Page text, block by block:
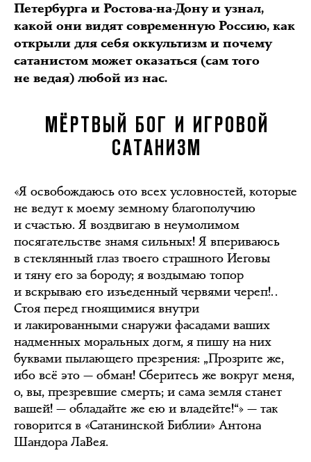
Петербурга и Ростова-на-Дону и узнал,
какой они видят современную Россию, как
открыли для себя оккультизм и почему
сатанистом может оказаться (сам того
не ведая) любой из нас.
МЁРТВЫЙ БОГ И ИГРОВОЙ
САТАНИЗМ
«Я освобождаюсь ото всех условностей, которые
не ведут к моему земному благополучию
и счастью. Я воздвигаю в неумолимом
посягательстве знамя сильных! Я впериваюсь
в стеклянный глаз твоего страшного Иеговы
и тяну его за бороду; я воздымаю топор
и вскрываю его изъеденный червями череп!..
Стоя перед гноящимися внутри
и лакированными снаружи фасадами ваших
надменных моральных догм, я пишу на них
буквами пылающего презрения: „Прозрите же,
ибо всё это — обман! Сберитесь же вокруг меня,
о, вы, презревшие смерть; и сама земля станет
вашей! — обладайте же ею и владейте!“» — так
говорится в «Сатанинской Библии» Антона
Шандора ЛаВея.